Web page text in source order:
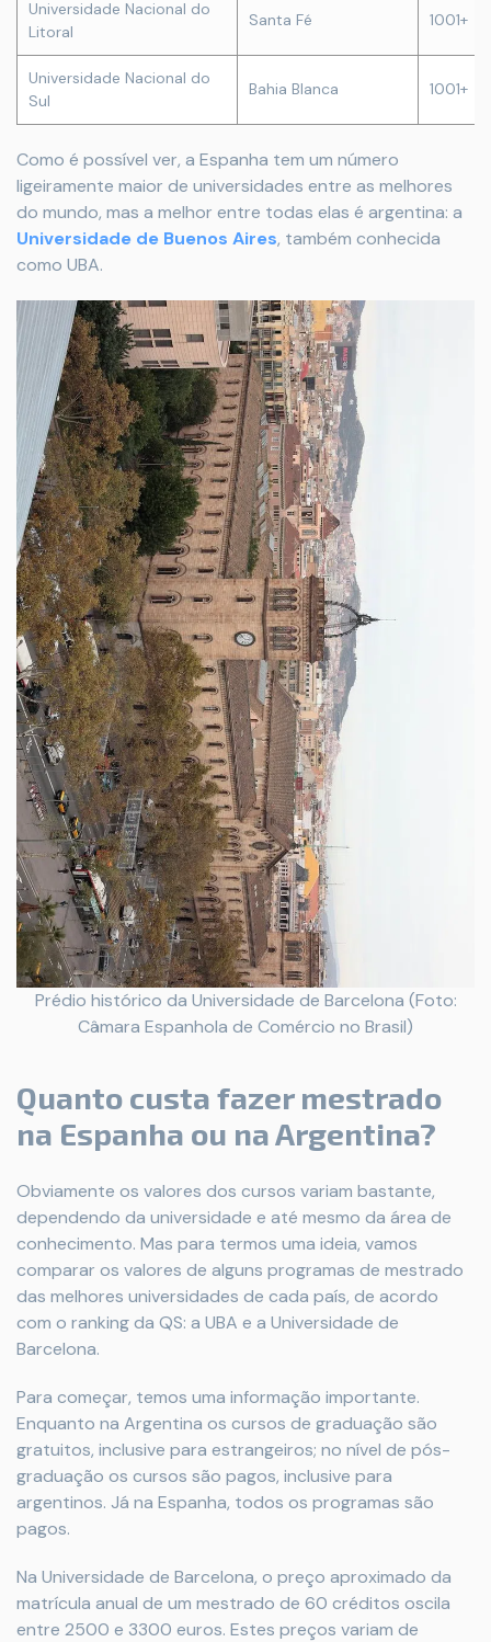
Universidade Nacional do
Litoral
Santa Fé 1001+
Universidade Nacional do
Sul
Bahia Blanca 1001+
Como é possível ver, a Espanha tem um número
ligeiramente maior de universidades entre as melhores
do mundo, mas a melhor entre todas elas é argentina: a
Universidade de Buenos Aires, também conhecida
como UBA.
Prédio histórico da Universidade de Barcelona (Foto:
Câmara Espanhola de Comércio no Brasil)
Quanto custa fazer mestrado
na Espanha ou na Argentina?
Obviamente os valores dos cursos variam bastante,
dependendo da universidade e até mesmo da área de
conhecimento. Mas para termos uma ideia, vamos
comparar os valores de alguns programas de mestrado
das melhores universidades de cada país, de acordo
com o ranking da QS: a UBA e a Universidade de
Barcelona.
Para começar, temos uma informação importante.
Enquanto na Argentina os cursos de graduação são
gratuitos, inclusive para estrangeiros; no nível de pós-
graduação os cursos são pagos, inclusive para
argentinos. Já na Espanha, todos os programas são
pagos.
Na Universidade de Barcelona, o preço aproximado da
matrícula anual de um mestrado de 60 créditos oscila
entre 2500 e 3300 euros. Estes preços variam de